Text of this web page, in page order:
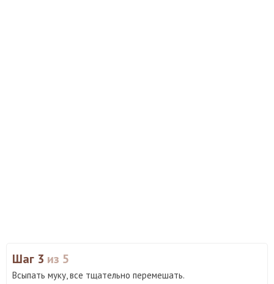
Шаг 3 из 5
Всыпать муку, все тщательно перемешать.